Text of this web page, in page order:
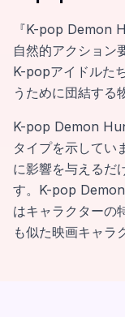
『K-pop Demon
自然的アクション
K-popアイドルた
うために団結する
K-pop Demon
タイプを示してい
に影響を与えるだ
す。K-pop
はキャラクターの
も似た映画キャラ